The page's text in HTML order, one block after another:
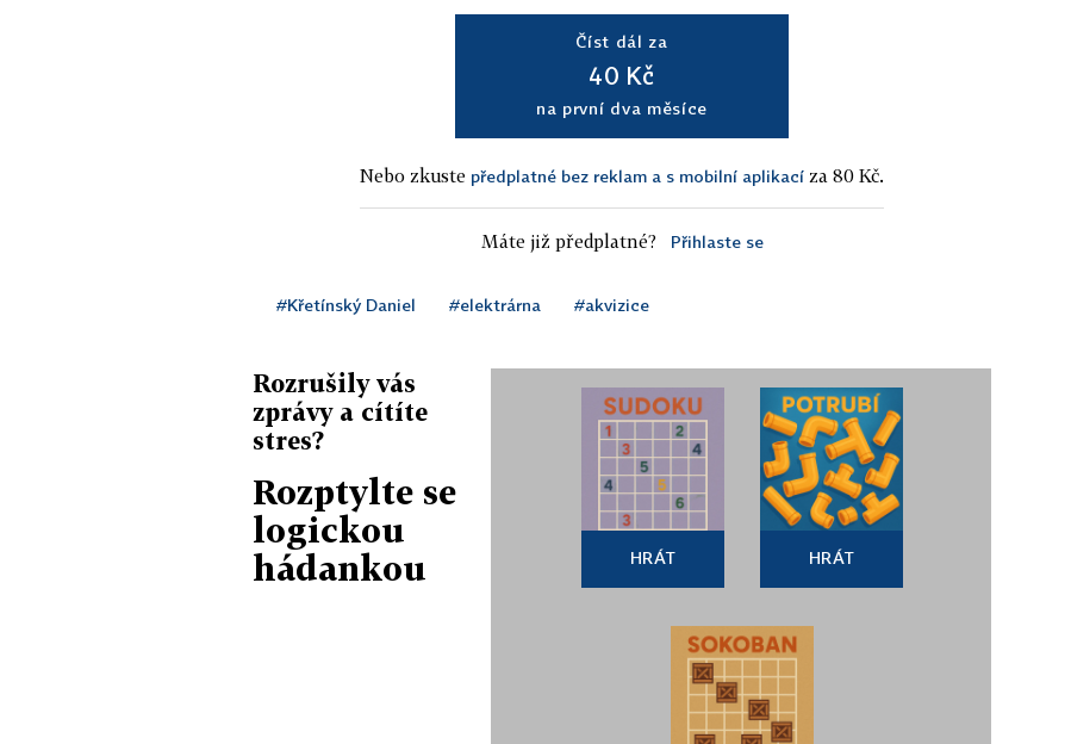
Číst dál za
40 Kč
na první dva měsíce
Nebo zkuste předplatné bez reklam a s mobilní aplikací za 80 Kč.
Máte již předplatné? Přihlaste se
#Křetínský Daniel #elektrárna #akvizice
Rozrušily vás
zprávy a cítíte
stres?
Rozptylte se
logickou
hádankou
HRÁT HRÁT